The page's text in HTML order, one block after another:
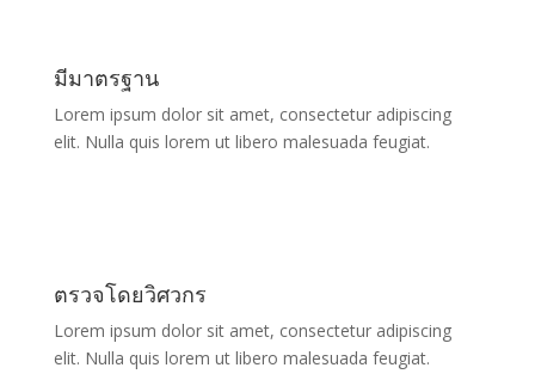
มีมาตรฐาน
Lorem ipsum dolor sit amet, consectetur adipiscing
elit. Nulla quis lorem ut libero malesuada feugiat.
ตรวจโดยวิศวกร
Lorem ipsum dolor sit amet, consectetur adipiscing
elit. Nulla quis lorem ut libero malesuada feugiat.